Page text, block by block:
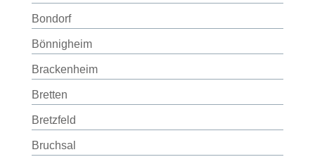
Bondorf
Bönnigheim
Brackenheim
Bretten
Bretzfeld
Bruchsal